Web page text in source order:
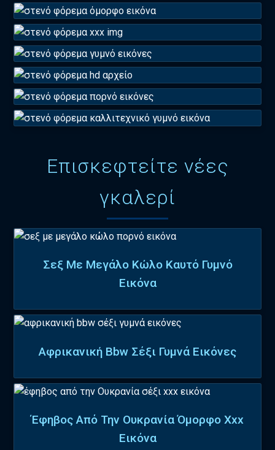
Επισκεφτείτε νέες
γκαλερί
Σεξ Με Μεγάλο Κώλο Καυτό Γυμνό
Εικόνα
Αφρικανική Bbw Σέξι Γυμνά Εικόνες
Έφηβος Από Την Ουκρανία Όμορφο Xxx
Εικόνα